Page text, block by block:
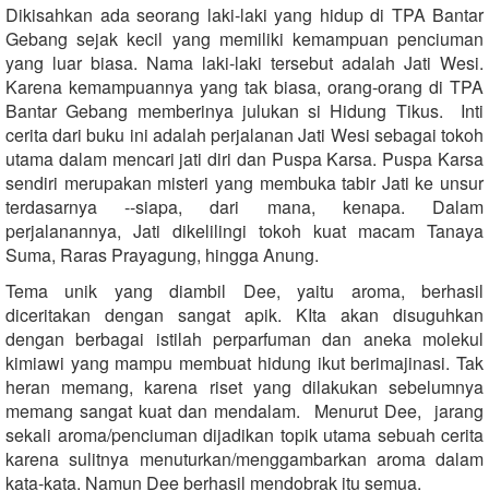
Dikisahkan ada seorang laki-laki yang hidup di TPA Bantar
Gebang sejak kecil yang memiliki kemampuan penciuman
yang luar biasa. Nama laki-laki tersebut adalah Jati Wesi.
Karena kemampuannya yang tak biasa, orang-orang di TPA
Bantar Gebang memberinya julukan si Hidung Tikus. Inti
cerita dari buku ini adalah perjalanan Jati Wesi sebagai tokoh
utama dalam mencari jati diri dan Puspa Karsa. Puspa Karsa
sendiri merupakan misteri yang membuka tabir Jati ke unsur
terdasarnya --siapa, dari mana, kenapa. Dalam
perjalanannya, Jati dikelilingi tokoh kuat macam Tanaya
Suma, Raras Prayagung, hingga Anung.
Tema unik yang diambil Dee, yaitu aroma, berhasil
diceritakan dengan sangat apik. KIta akan disuguhkan
dengan berbagai istilah perparfuman dan aneka molekul
kimiawi yang mampu membuat hidung ikut berimajinasi. Tak
heran memang, karena riset yang dilakukan sebelumnya
memang sangat kuat dan mendalam. Menurut Dee, jarang
sekali aroma/penciuman dijadikan topik utama sebuah cerita
karena sulitnya menuturkan/menggambarkan aroma dalam
kata-kata. Namun Dee berhasil mendobrak itu semua.